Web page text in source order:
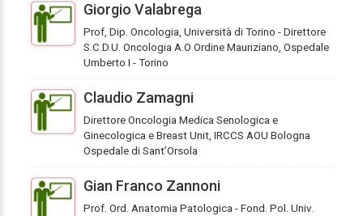
Giorgio Valabrega
Prof, Dip. Oncologia, Università di Torino - Direttore
S.C.D.U. Oncologia A.O Ordine Mauriziano, Ospedale
Umberto I - Torino
Claudio Zamagni
Direttore Oncologia Medica Senologica e
Ginecologica e Breast Unit, IRCCS AOU Bologna
Ospedale di Sant’Orsola
Gian Franco Zannoni
Prof. Ord. Anatomia Patologica - Fond. Pol. Univ.